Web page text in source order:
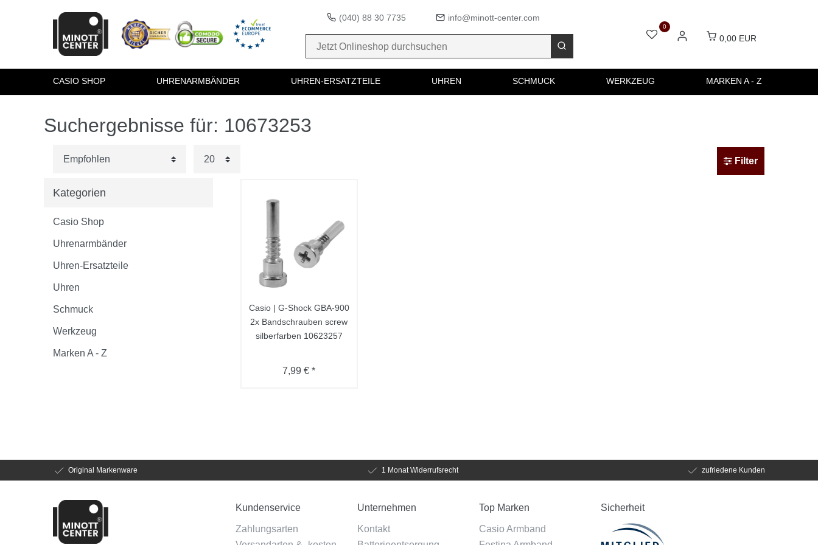
(040) 88 30 7735 info@minott-center.com
0
0,00 EUR
CASIO SHOP UHRENARMBÄNDER UHREN-ERSATZTEILE UHREN SCHMUCK WERKZEUG MARKEN A - Z
Suchergebnisse für: 10673253
Filter
Kategorien
Casio Shop
Uhrenarmbänder
Uhren-Ersatzteile
Uhren
Schmuck
Werkzeug
Marken A - Z
Casio | G-Shock GBA-900
2x Bandschrauben screw
silberfarben 10623257
7,99 € *
Original Markenware 1 Monat Widerrufsrecht zufriedene Kunden
Kundenservice
Zahlungsarten
Unternehmen
Kontakt
Top Marken
Casio Armband
Sicherheit